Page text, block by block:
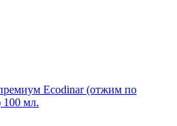
Ecodinar (отжим по
100 мл.